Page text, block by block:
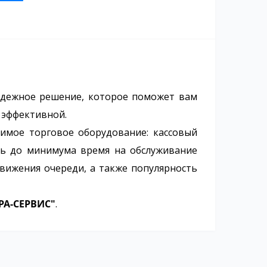
решение, которое поможет вам
торговое оборудование: кассовый
до минимума время на обслуживание
очереди, а также популярность
СЕРВИС".